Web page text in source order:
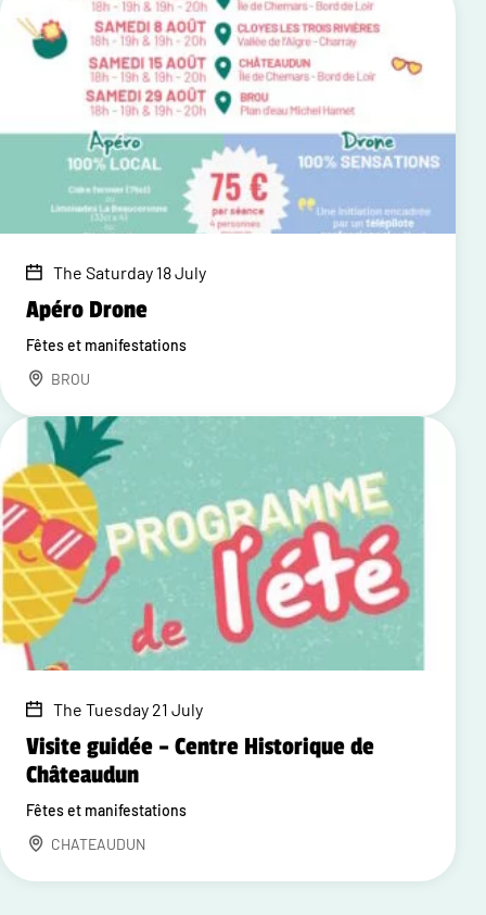
The Saturday 18 July
Apéro Drone
Fêtes et manifestations
BROU
The Tuesday 21 July
Visite guidée – Centre Historique de
Châteaudun
Fêtes et manifestations
CHATEAUDUN